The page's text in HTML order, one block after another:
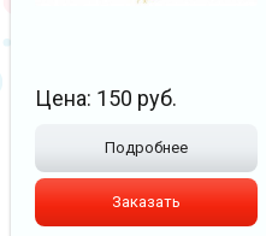
Цена: 150 руб.
Подробнее
Заказать